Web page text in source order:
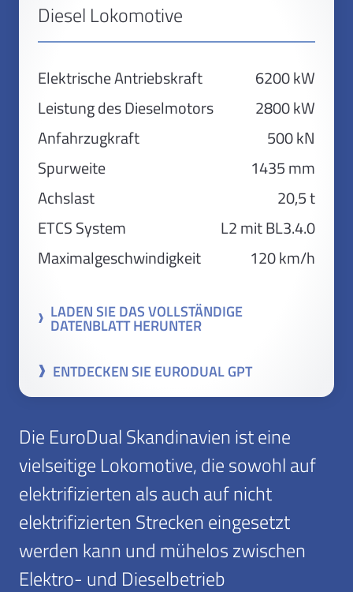
Diesel Lokomotive
Elektrische Antriebskraft
6200 kW
Leistung des Dieselmotors
2800 kW
Anfahrzugkraft
500 kN
Spurweite
1435 mm
Achslast
20,5 t
ETCS System
L2 mit BL3.4.0
Maximalgeschwindigkeit
120 km/h
LADEN SIE DAS VOLLSTÄNDIGE
DATENBLATT HERUNTER
ENTDECKEN SIE EURODUAL GPT
Die EuroDual Skandinavien ist eine
vielseitige Lokomotive, die sowohl auf
elektrifizierten als auch auf nicht
elektrifizierten Strecken eingesetzt
werden kann und mühelos zwischen
Elektro- und Dieselbetrieb